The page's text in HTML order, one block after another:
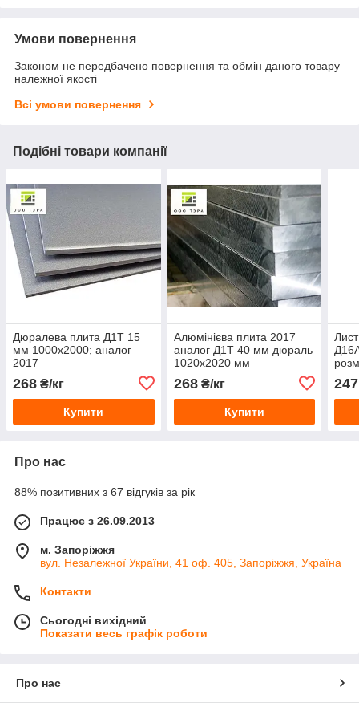
Умови повернення
Законом не передбачено повернення та обмін даного товару
належної якості
Всі умови повернення
Подібні товари компанії
Дюралева плита Д1Т 15
мм 1000х2000; аналог
2017
268 ₴/кг
Купити
Алюмінієва плита 2017
аналог Д1Т 40 мм дюраль
1020х2020 мм
268₴/кг
Купити
247
Про нас
88% позитивних з 67 відгуків за рік
Працює з 26.09.2013
м. Запоріжжя
вул. Незалежної України, 41 оф. 405, Запоріжжя, Україна
Контакти
Сьогодні вихідний
Показати весь графік роботи
Про нас